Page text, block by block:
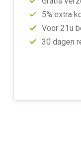
5% extra
Voor 21u
30 dagen